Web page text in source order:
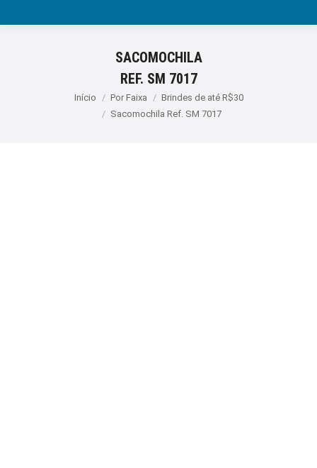
SACOMOCHILA
REF. SM 7017
Você está aqui:
Início Por Faixa
Brindes de até R$30
Sacomochila Ref. SM 7017